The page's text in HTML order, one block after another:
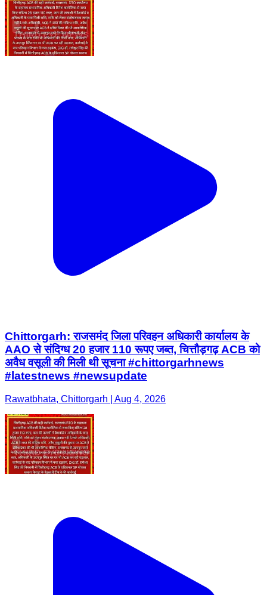
Chittorgarh: राजसमंद जिला परिवहन अधिकारी कार्यालय के
AAO से संदिग्ध 20 हजार 110 रूपए जब्त, चित्तौड़गढ़ ACB को
अवैध वसूली की मिली थी सूचना #chittorgarhnews
#latestnews #newsupdate
Rawatbhata, Chittorgarh | Aug 4, 2026